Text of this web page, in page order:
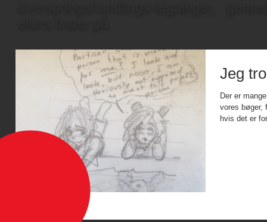
Jeg
Der er
vores bøger,
hvis det er for